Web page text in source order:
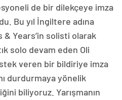
de bir dilekçeye imza
Bu yıl İngiltere adına
& Years’in solisti olarak
solo devam eden Oli
veren bir bildiriye imza
durdurmaya yönelik
biliyoruz. Yarışmanın